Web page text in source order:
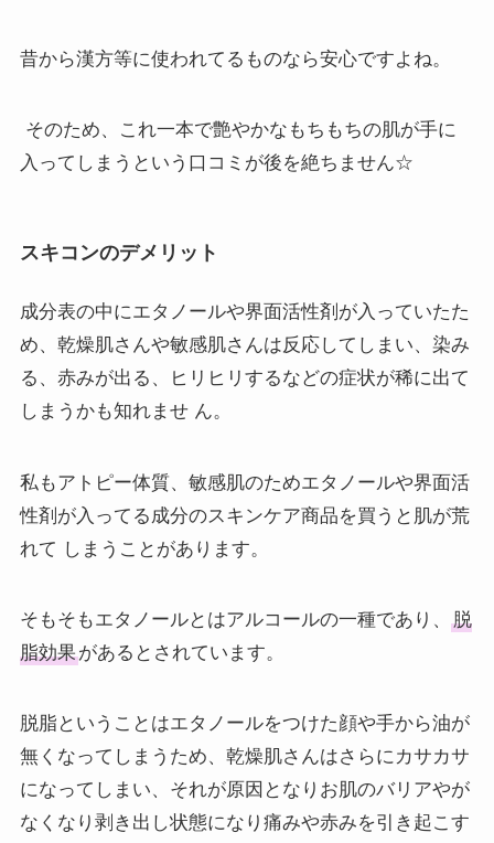
昔から漢方等に使われてるものなら安心ですよね。
そのため、これ一本で艶やかなもちもちの肌が手に
入ってしまうという口コミが後を絶ちません☆
スキコンのデメリット
成分表の中にエタノールや界面活性剤が入っていたた
め、乾燥肌さんや敏感肌さんは反応してしまい、染み
る、赤みが出る、ヒリヒリするなどの症状が稀に出て
しまうかも知れませ ん。
私もアトピー体質、敏感肌のためエタノールや界面活
性剤が入ってる成分のスキンケア商品を買うと肌が荒
れて しまうことがあります。
そもそもエタノールとはアルコールの一種であり、
脱
脂効果があるとされています。
脱脂ということはエタノールをつけた顔や手から油が
無くなってしまうため、乾燥肌さんはさらにカサカサ
になってしまい、それが原因となりお肌のバリアやが
なくなり剥き出し状態になり痛みや赤みを引き起こす